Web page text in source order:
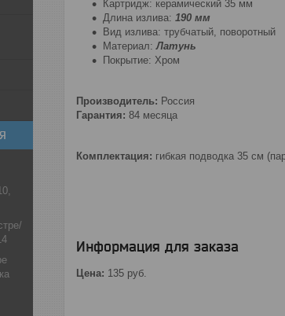
Картридж: керамический 35 мм
Длина излива: 190 мм
Вид излива: трубчатый, поворотный
Материал:Латунь
Покрытие: Хром
Производитель: Россия
Гарантия: 84 месяца
Комплектация: гибкая подводка 35 см
Информация для заказа
Цена: 135 руб.